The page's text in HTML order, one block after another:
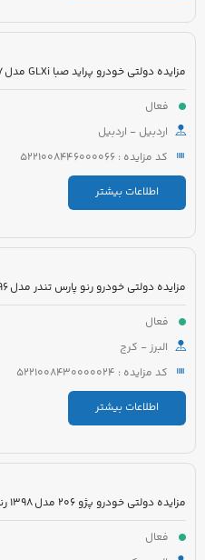
فعال
اردبیل - اردبیل
کد مزایده : 5221008446000066
اطلاعات بیشتر
فعال
البرز - کرج
کد مزایده : 5221008430000024
اطلاعات بیشتر
مزایده دولتی خودرو پژو 206 مدل 1398 رنگ سفید
فعال